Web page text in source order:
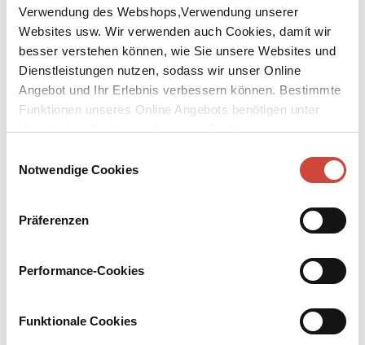
Verwendung des Webshops,Verwendung unserer
Websites usw. Wir verwenden auch Cookies, damit wir
besser verstehen können, wie Sie unsere Websites und
Dienstleistungen nutzen, sodass wir unser Online
Angebot und Ihr Erlebnis verbessern können. Bestimmte
Funktionen unseres Online Angebots benötigen unter
Umständen die Verwendung von Cookies von
Notwendige Cookies
Präferenzen
Performance-Cookies
Funktionale Cookies
Der Blaufußtölpel